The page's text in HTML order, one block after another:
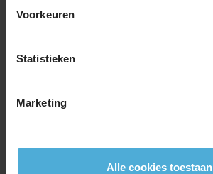
Voorkeuren
Statistieken
Marketing
Alle cookies toestaan
215/55R17 98V EXTRALOAD
215/60R17 96H
215/65R17 103V EXTRALOAD